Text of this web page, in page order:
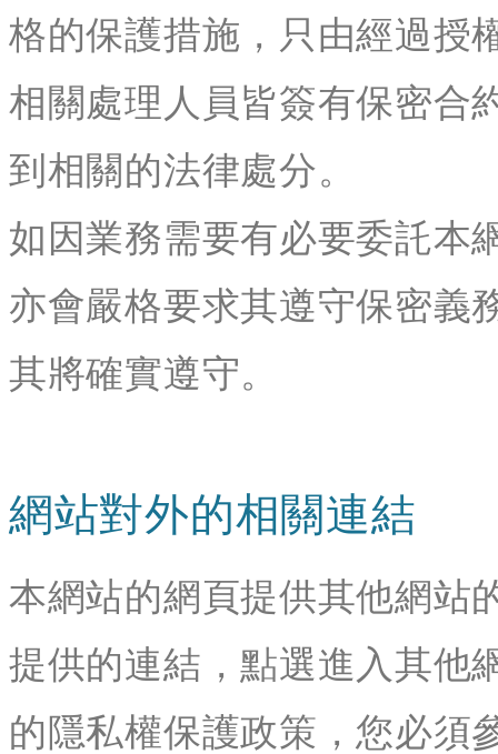
格的保護措施，只由經過授
相關處理人員皆簽有保密合
到相關的法律處分。
如因業務需要有必要委託本
亦會嚴格要求其遵守保密義
其將確實遵守。
網站對外的相關連結
本網站的網頁提供其他網站
提供的連結，點選進入其他
的隱私權保護政策，您必須